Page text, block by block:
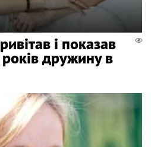
і показав
дружину в